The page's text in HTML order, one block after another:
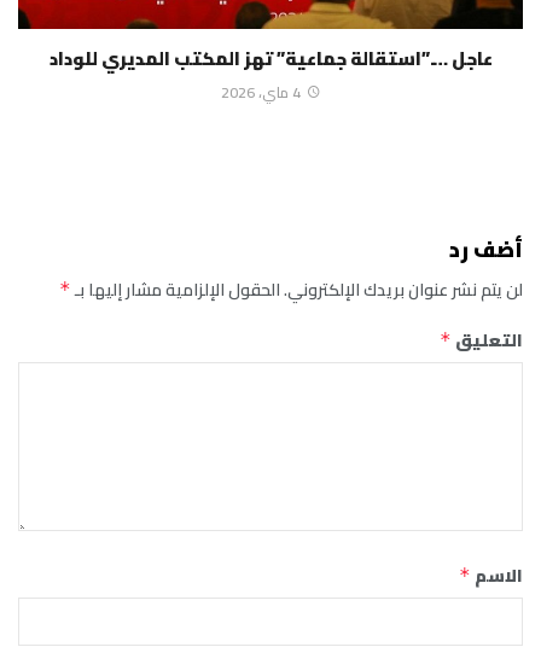
عاجل ….”استقالة جماعية” تهز المكتب المديري للوداد
4 ماي، 2026
أضف رد
لن يتم نشر عنوان بريدك الإلكتروني.الحقول الإلزامية مشار إليها بـ*
التعليق *
الاسم *